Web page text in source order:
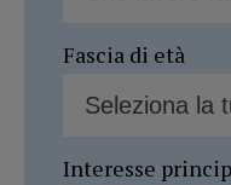
Fascia di età
Interesse